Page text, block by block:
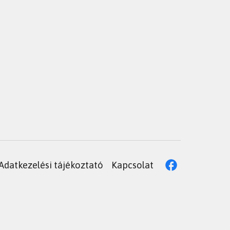
tájékoztató Kapcsolat